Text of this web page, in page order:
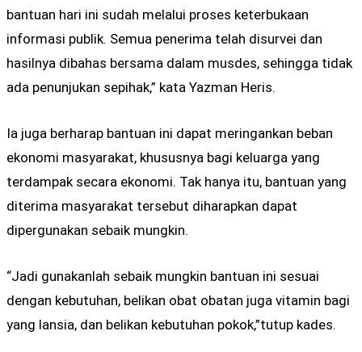
bantuan hari ini sudah melalui proses keterbukaan
informasi publik. Semua penerima telah disurvei dan
hasilnya dibahas bersama dalam musdes, sehingga tidak
ada penunjukan sepihak,” kata Yazman Heris.
Ia juga berharap bantuan ini dapat meringankan beban
ekonomi masyarakat, khususnya bagi keluarga yang
terdampak secara ekonomi. Tak hanya itu, bantuan yang
diterima masyarakat tersebut diharapkan dapat
dipergunakan sebaik mungkin.
“Jadi gunakanlah sebaik mungkin bantuan ini sesuai
dengan kebutuhan, belikan obat obatan juga vitamin bagi
yang lansia, dan belikan kebutuhan pokok,”tutup kades.